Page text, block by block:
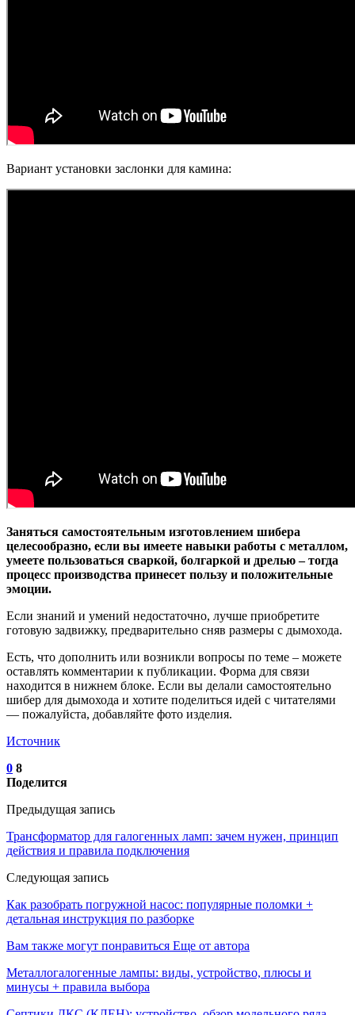
Вариант установки заслонки для камина:
Заняться самостоятельным изготовлением шибера
целесообразно, если вы имеете навыки работы с металлом,
умеете пользоваться сваркой, болгаркой и дрелью – тогда
процесс производства принесет пользу и положительные
эмоции.
Если знаний и умений недостаточно, лучше приобретите
готовую задвижку, предварительно сняв размеры с дымохода.
Есть, что дополнить или возникли вопросы по теме – можете
оставлять комментарии к публикации. Форма для связи
находится в нижнем блоке. Если вы делали самостоятельно
шибер для дымохода и хотите поделиться идей с читателями
— пожалуйста, добавляйте фото изделия.
Источник
0 8
Поделится
Предыдущая запись
Трансформатор для галогенных ламп: зачем нужен, принцип
действия и правила подключения
Следующая запись
Как разобрать погружной насос: популярные поломки +
детальная инструкция по разборке
Вам также могут понравиться Еще от автора
Металлогалогенные лампы: виды, устройство, плюсы и
минусы + правила выбора